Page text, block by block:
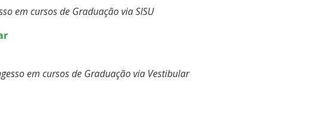
em cursos de Graduação via SISU
em cursos de Graduação via Vestibular